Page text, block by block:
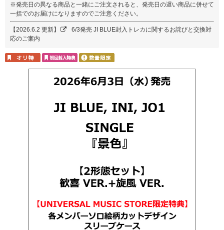
※発売日の異なる商品と一緒にご注文されると、発売日の遅い商品に併せて
一括でのお届けになりますのでご注意ください。
【2026.6.2 更新】
6/3発売 JI BLUE封入トレカに関するお詫びと交換対
応のご案内